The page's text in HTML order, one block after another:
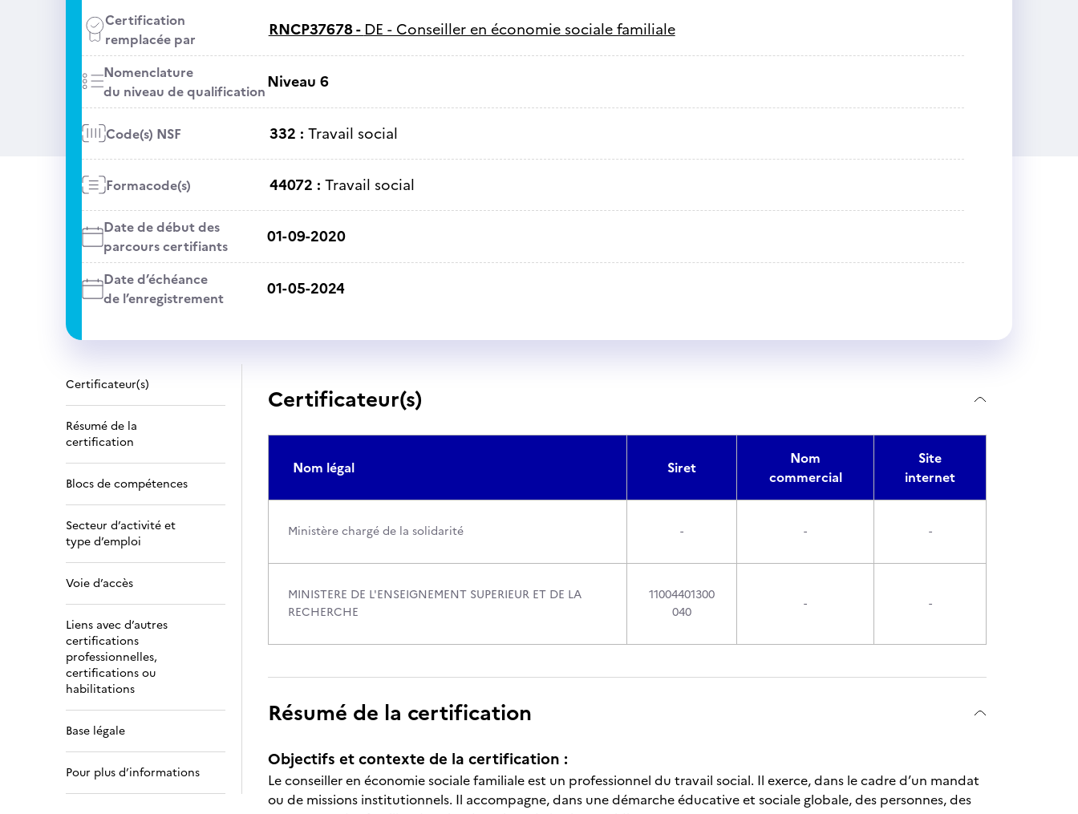
Certification
remplacée par
RNCP37678 - DE - Conseiller en économie sociale familiale
Nomenclature
du niveau de qualificationNiveau 6
Code(s) NSF 332 : Travail social
Formacode(s) 44072 : Travail social
Date de début des
parcours certifiants
01-09-2020
Date d’échéance
de l’enregistrement
01-05-2024
Certificateur(s)
Résumé de la
certification
Blocs de compétences
Secteur d’activité et
type d’emploi
Voie d’accès
Liens avec d’autres
certifications
professionnelles,
certifications ou
habilitations
Base légale
Pour plus d’informations
Certificateur(s)
Nom légal Siret
Nom
commercial
Site
internet
Ministère chargé de la solidarité - - -
MINISTERE DE L'ENSEIGNEMENT SUPERIEUR ET DE LA
RECHERCHE
11004401300
040
- -
Résumé de la certification
Objectifs et contexte de la certification :
Le conseiller en économie sociale familiale est un professionnel du travail social. Il exerce, dans le cadre d’un mandat
ou de missions institutionnels. Il accompagne, dans une démarche éducative et sociale globale, des personnes, des